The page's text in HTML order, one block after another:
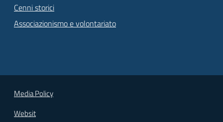
Cenni storici
Associazionismo e volontariato
Media Policy
Websit